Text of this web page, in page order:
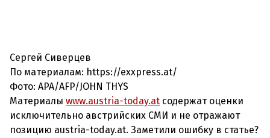
Сергей Сиверцев
По материалам: https://exxpress.at/
Фото: APA/AFP/JOHN THYS
Материалы www.austria-today.at содержат оценки
исключительно австрийских СМИ и не отражают
позицию austria-today.at. Заметили ошибку в статье?